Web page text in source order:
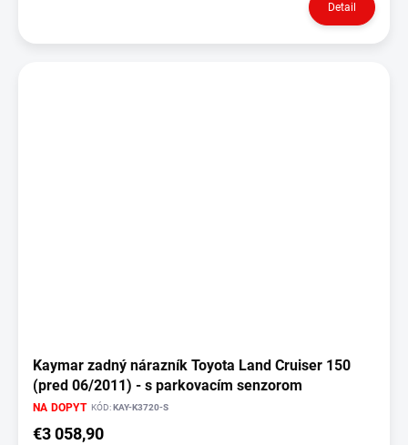
Detail
Kaymar zadný nárazník Toyota Land Cruiser 150
(pred 06/2011) - s parkovacím senzorom
NA DOPYT KÓD:KAY-K3720-S
€3 058,90